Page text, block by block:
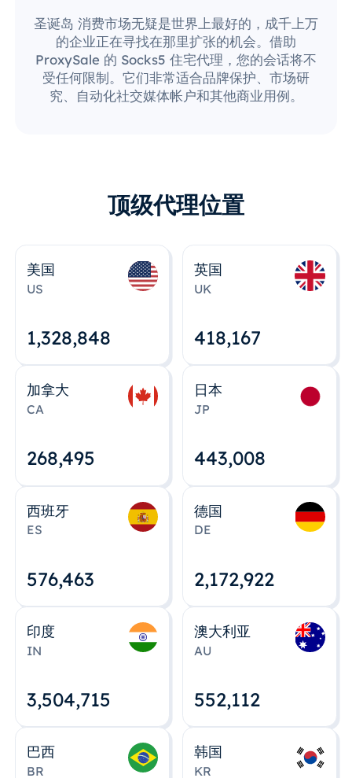
圣诞岛 消费市场无疑是世界上最好的，成千上万
的企业正在寻找在那里扩张的机会。借助
ProxySale 的 Socks5 住宅代理，您的会话将不
受任何限制。它们非常适合品牌保护、市场研
究、自动化社交媒体帐户和其他商业用例。
顶级代理位置
美国
US
1,328,848
英国
UK
418,167
加拿大
CA
268,495
日本
JP
443,008
西班牙
ES
576,463
德国
DE
2,172,922
印度
IN
3,504,715
澳大利亚
AU
552,112
巴西
BR
韩国
KR